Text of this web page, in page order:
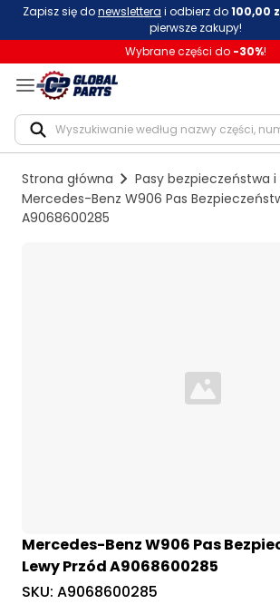
Zapisz się donewslettera i odbierz do100,00
pierwsze zakupy!
Wybrane części do -30%!
Strona główna
Pasy bezpieczeństwa
Mercedes-Benz W906 Pas
A9068600285
Loading...
Mercedes-Benz W906 Pas
Lewy Przód A9068600285
SKU: A9068600285